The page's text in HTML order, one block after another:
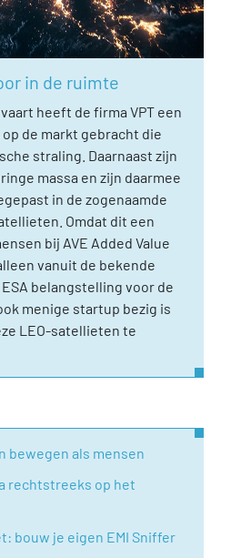
in de ruimte
heeft de firma VPT een
de markt gebracht die
straling. Daarnaast zijn
massa en zijn daarmee
in de zogenaamde
Omdat dit een
bij AVE Added Value
vanuit de bekende
belangstelling voor de
menige startup bezig is
LEO-satellieten te
bewegen als mensen
rechtstreeks op het
bouw je eigen EMI Sniffer